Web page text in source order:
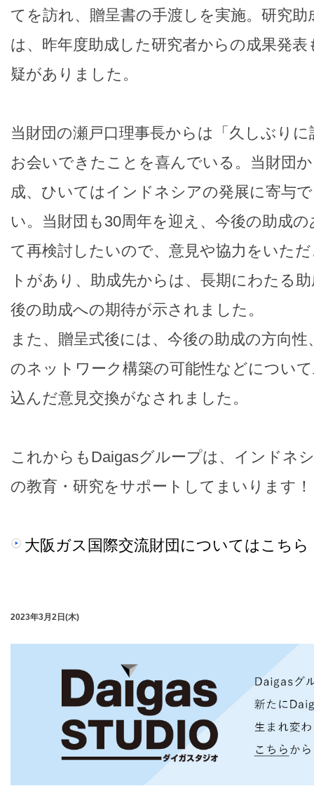
てを訪れ、贈呈書の手渡しを実施。研究
は、昨年度助成した研究者からの成果発
疑がありました。
当財団の瀬戸口理事長からは「久しぶり
お会いできたことを喜んでいる。当財団
成、ひいてはインドネシアの発展に寄与
い。当財団も30周年を迎え、今後の助成
て再検討したいので、意見や協力をいた
トがあり、助成先からは、長期にわたる
後の助成への期待が示されました。
また、贈呈式後には、今後の助成の方向
のネットワーク構築の可能性などについ
込んだ意見交換がなされました。
これからもDaigasグループは、インドネ
の教育・研究をサポートしてまいります！
大阪ガス国際交流財団についてはこちら
2023年3月2日(木)